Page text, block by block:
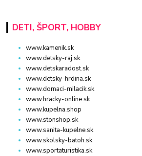
DETI, ŠPORT, HOBBY
www.kamenik.sk
www.detsky-raj.sk
www.detskaradost.sk
www.detsky-hrdina.sk
www.domaci-milacik.sk
www.hracky-online.sk
www.kupelna.shop
www.stonshop.sk
www.sanita-kupelne.sk
www.skolsky-batoh.sk
www.sportaturistika.sk